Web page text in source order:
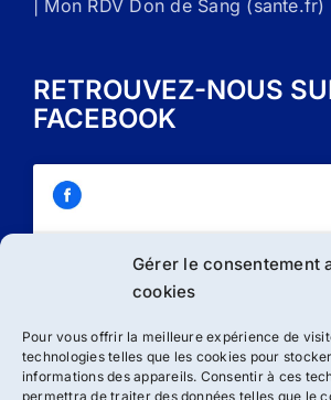
Gérer le consentement
cookies
Pour vous offrir la meilleure expérience de
technologies telles que les cookies pour
informations des appareils. Consentir à ces
permettra de traiter des données telles que le
| Mon RDV Don de Sang (sante.fr)
RETROUVEZ-NOUS
FACEBOOK
Cliquez sur « J’accepte »
J’accepte